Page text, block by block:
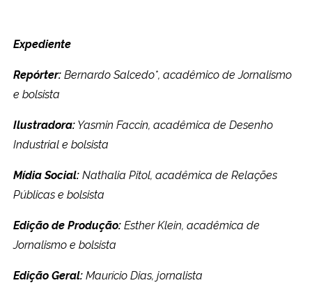
Expediente
Repórter:Bernardo Salcedo*, acadêmico de Jornalismo
e bolsista
Ilustradora:Yasmin Faccin, acadêmica de Desenho
Industrial e bolsista
Mídia Social:Nathalia Pitol, acadêmica de Relações
Públicas e bolsista
Edição de Produção:Esther Klein, acadêmica de
Jornalismo e bolsista
Edição Geral:Maurício Dias, jornalista